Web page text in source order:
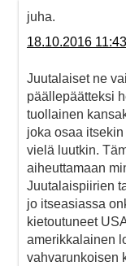
juha.
18.10.2016 11:43
Juutalaiset ne
päällepäätteksi
tuollainen
joka osaa
vielä luutkin.
aiheuttamaan
Juutalaispiirien
jo itseasiassa
kietoutuneet
amerikkalainen
vahvarunkoisen